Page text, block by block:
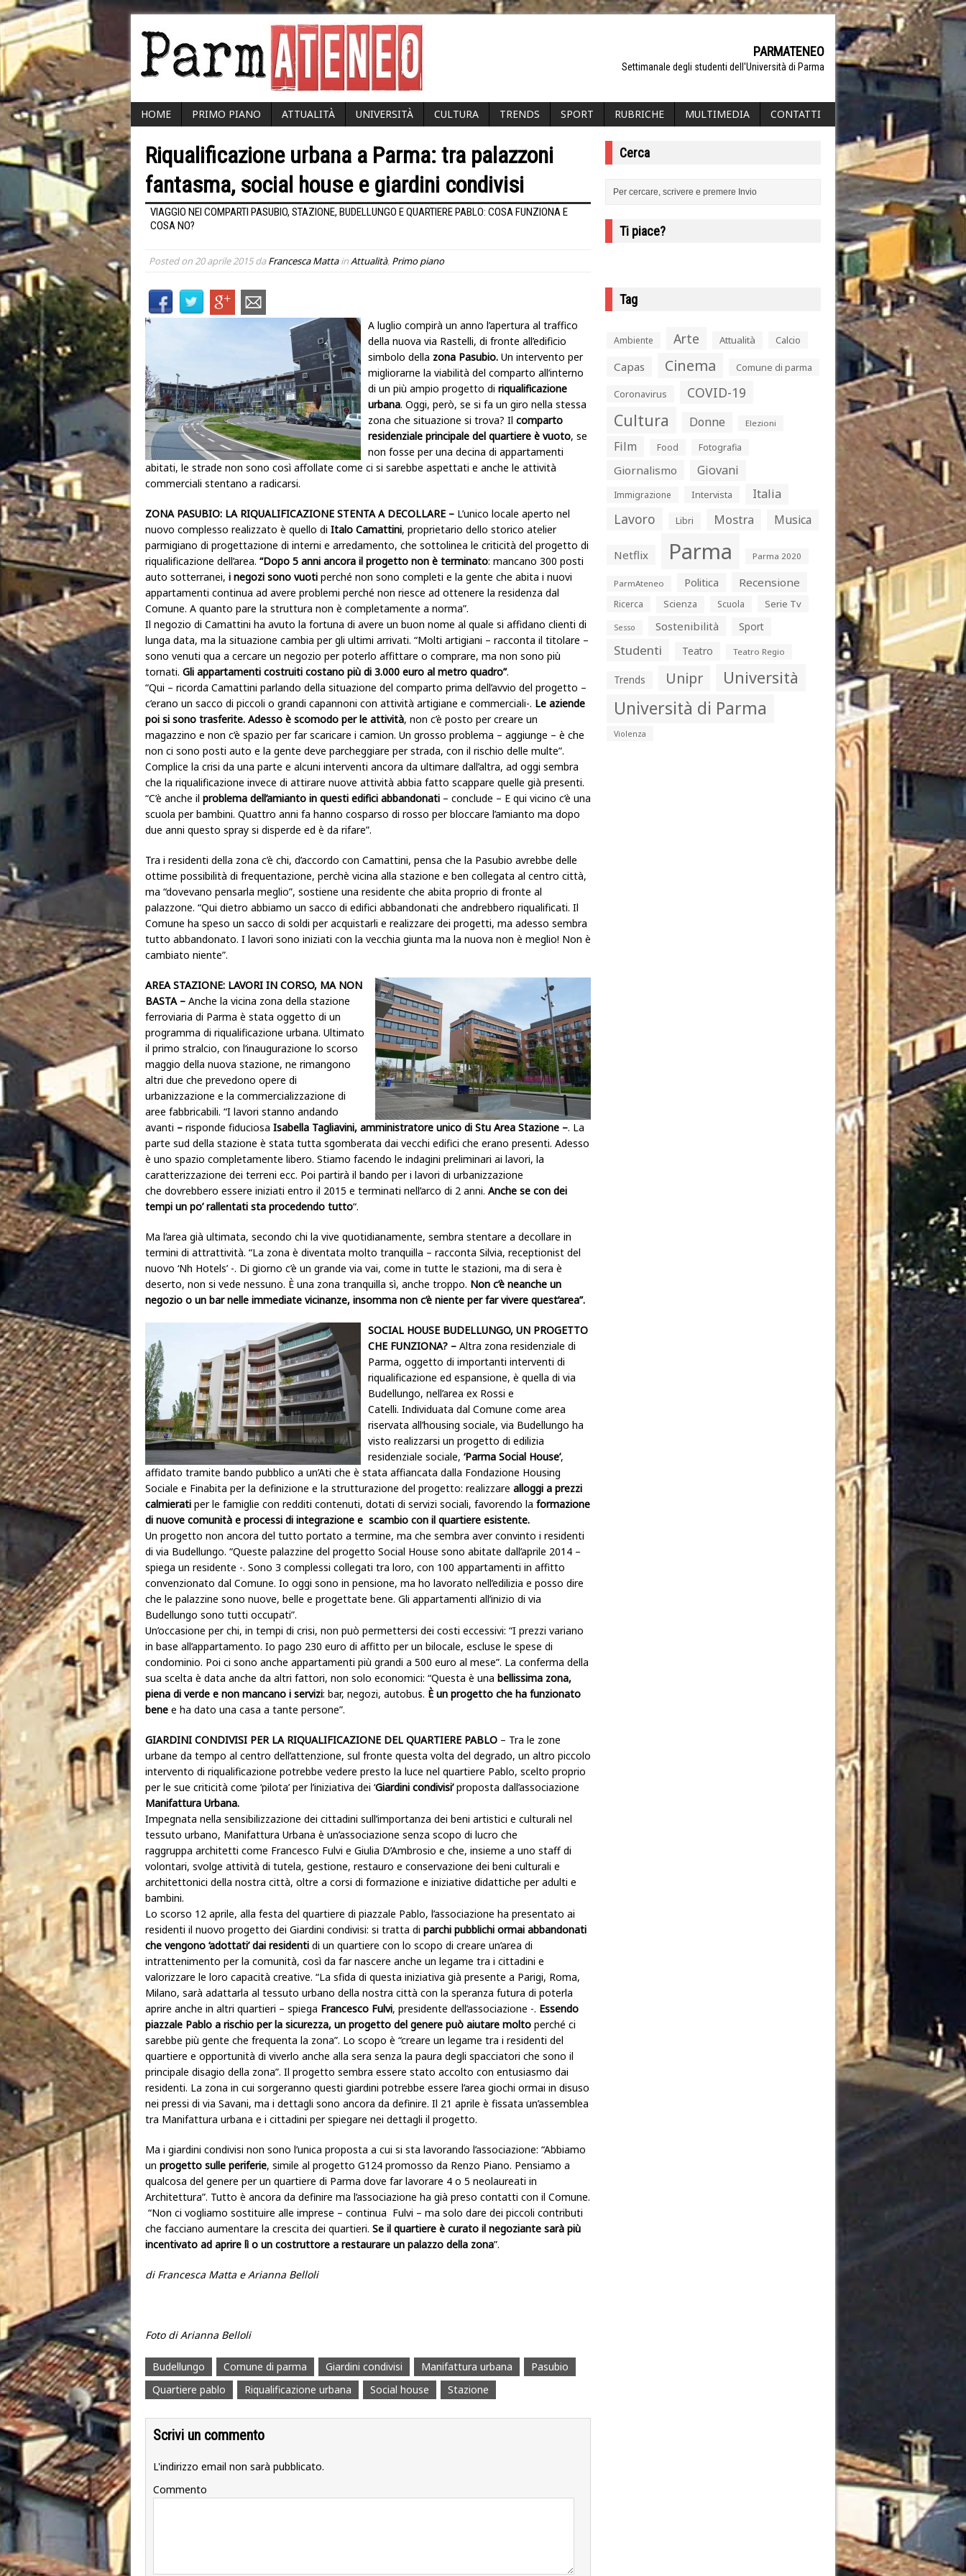
PARMATENEO
Settimanale degli studenti dell'Università di Parma
HOME PRIMO PIANO ATTUALITÀ UNIVERSITÀ CULTURA TRENDS SPORT RUBRICHE MULTIMEDIA CONTATTI
Riqualificazione urbana a Parma: tra palazzoni
fantasma, social house e giardini condivisi
VIAGGIO NEI COMPARTI PASUBIO, STAZIONE, BUDELLUNGO E QUARTIERE PABLO: COSA FUNZIONA E
COSA NO?
Posted on 20 aprile 2015daFrancesca MattainAttualità, Primo piano
A luglio compirà un anno l’apertura al traffico
della nuova via Rastelli, di fronte all’edificio
simbolo della zona Pasubio. Un intervento per
migliorarne la viabilità del comparto all’interno
di un più ampio progetto di riqualificazione
urbana. Oggi, però, se si fa un giro nella stessa
zona che situazione si trova? Il comparto
residenziale principale del quartiere è vuoto, se
non fosse per una decina di appartamenti
abitati, le strade non sono così affollate come ci si sarebbe aspettati e anche le attività
commerciali stentano a radicarsi.
ZONA PASUBIO: LA RIQUALIFICAZIONE STENTA A DECOLLARE – L’unico locale aperto nel
nuovo complesso realizzato è quello di Italo Camattini, proprietario dello storico atelier
parmigiano di progettazione di interni e arredamento, che sottolinea le criticità del progetto di
riqualificazione dell’area. “Dopo 5 anni ancora il progetto non è terminato: mancano 300 posti
auto sotterranei, i negozi sono vuoti perché non sono completi e la gente che abita i nuovi
appartamenti continua ad avere problemi perché non riesce ad ottenere la residenza dal
Comune. A quanto pare la struttura non è completamente a norma”.
Il negozio di Camattini ha avuto la fortuna di avere un buon nome al quale si affidano clienti di
lunga data, ma la situazione cambia per gli ultimi arrivati. “Molti artigiani – racconta il titolare –
sono venuti qua a cercare un negozio per poterlo affittare o comprare, ma non sono più
tornati. Gli appartamenti costruiti costano più di 3.000 euro al metro quadro”.
“Qui – ricorda Camattini parlando della situazione del comparto prima dell’avvio del progetto –
c’erano un sacco di piccoli o grandi capannoni con attività artigiane e commerciali-. Le aziende
poi si sono trasferite. Adesso è scomodo per le attività, non c’è posto per creare un
magazzino e non c’è spazio per far scaricare i camion. Un grosso problema – aggiunge – è che
non ci sono posti auto e la gente deve parcheggiare per strada, con il rischio delle multe”.
Complice la crisi da una parte e alcuni interventi ancora da ultimare dall’altra, ad oggi sembra
che la riqualificazione invece di attirare nuove attività abbia fatto scappare quelle già presenti.
“C’è anche il problema dell’amianto in questi edifici abbandonati – conclude – E qui vicino c’è una
scuola per bambini. Quattro anni fa hanno cosparso di rosso per bloccare l’amianto ma dopo
due anni questo spray si disperde ed è da rifare”.
Tra i residenti della zona c’è chi, d’accordo con Camattini, pensa che la Pasubio avrebbe delle
ottime possibilità di frequentazione, perchè vicina alla stazione e ben collegata al centro città,
ma “dovevano pensarla meglio”, sostiene una residente che abita proprio di fronte al
palazzone. “Qui dietro abbiamo un sacco di edifici abbandonati che andrebbero riqualificati. Il
Comune ha speso un sacco di soldi per acquistarli e realizzare dei progetti, ma adesso sembra
tutto abbandonato. I lavori sono iniziati con la vecchia giunta ma la nuova non è meglio! Non è
cambiato niente”.
AREA STAZIONE: LAVORI IN CORSO, MA NON
BASTA – Anche la vicina zona della stazione
ferroviaria di Parma è stata oggetto di un
programma di riqualificazione urbana. Ultimato
il primo stralcio, con l’inaugurazione lo scorso
maggio della nuova stazione, ne rimangono
altri due che prevedono opere di
urbanizzazione e la commercializzazione di
aree fabbricabili. “I lavori stanno andando
avanti – risponde fiduciosa Isabella Tagliavini, amministratore unico di Stu Area Stazione –. La
parte sud della stazione è stata tutta sgomberata dai vecchi edifici che erano presenti. Adesso
è uno spazio completamente libero. Stiamo facendo le indagini preliminari ai lavori, la
caratterizzazione dei terreni ecc. Poi partirà il bando per i lavori di urbanizzazione
che dovrebbero essere iniziati entro il 2015 e terminati nell’arco di 2 anni. Anche se con dei
tempi un po’ rallentati sta procedendo tutto“.
Ma l’area già ultimata, secondo chi la vive quotidianamente, sembra stentare a decollare in
termini di attrattività. “La zona è diventata molto tranquilla – racconta Silvia, receptionist del
nuovo ‘Nh Hotels’ -. Di giorno c’è un grande via vai, come in tutte le stazioni, ma di sera è
deserto, non si vede nessuno. È una zona tranquilla sì, anche troppo. Non c’è neanche un
negozio o un bar nelle immediate vicinanze, insomma non c’è niente per far vivere quest’area”.
SOCIAL HOUSE BUDELLUNGO, UN PROGETTO
CHE FUNZIONA? – Altra zona residenziale di
Parma, oggetto di importanti interventi di
riqualificazione ed espansione, è quella di via
Budellungo, nell’area ex Rossi e
Catelli. Individuata dal Comune come area
riservata all’housing sociale, via Budellungo ha
visto realizzarsi un progetto di edilizia
residenziale sociale, ‘Parma Social House’,
affidato tramite bando pubblico a un’Ati che è stata affiancata dalla Fondazione Housing
Sociale e Finabita per la definizione e la strutturazione del progetto: realizzare alloggi a prezzi
calmierati per le famiglie con redditi contenuti, dotati di servizi sociali, favorendo la formazione
di nuove comunità e processi di integrazione e scambio con il quartiere esistente.
Un progetto non ancora del tutto portato a termine, ma che sembra aver convinto i residenti
di via Budellungo. “Queste palazzine del progetto Social House sono abitate dall’aprile 2014 –
spiega un residente -. Sono 3 complessi collegati tra loro, con 100 appartamenti in affitto
convenzionato dal Comune. Io oggi sono in pensione, ma ho lavorato nell’edilizia e posso dire
che le palazzine sono nuove, belle e progettate bene. Gli appartamenti all’inizio di via
Budellungo sono tutti occupati”.
Un’occasione per chi, in tempi di crisi, non può permettersi dei costi eccessivi: “I prezzi variano
in base all’appartamento. Io pago 230 euro di affitto per un bilocale, escluse le spese di
condominio. Poi ci sono anche appartamenti più grandi a 500 euro al mese”. La conferma della
sua scelta è data anche da altri fattori, non solo economici: “Questa è una bellissima zona,
piena di verde e non mancano i servizi: bar, negozi, autobus. È un progetto che ha funzionato
bene e ha dato una casa a tante persone”.
GIARDINI CONDIVISI PER LA RIQUALIFICAZIONE DEL QUARTIERE PABLO – Tra le zone
urbane da tempo al centro dell’attenzione, sul fronte questa volta del degrado, un altro piccolo
intervento di riqualificazione potrebbe vedere presto la luce nel quartiere Pablo, scelto proprio
per le sue criticità come ‘pilota’ per l’iniziativa dei ‘Giardini condivisi’proposta dall’associazione
Manifattura Urbana.
Impegnata nella sensibilizzazione dei cittadini sull’importanza dei beni artistici e culturali nel
tessuto urbano, Manifattura Urbana è un’associazione senza scopo di lucro che
raggruppa architetti come Francesco Fulvi e Giulia D’Ambrosio e che, insieme a uno staff di
volontari, svolge attività di tutela, gestione, restauro e conservazione dei beni culturali e
architettonici della nostra città, oltre a corsi di formazione e iniziative didattiche per adulti e
bambini.
Lo scorso 12 aprile, alla festa del quartiere di piazzale Pablo, l’associazione ha presentato ai
residenti il nuovo progetto dei Giardini condivisi: si tratta di parchi pubblichi ormai abbandonati
che vengono ‘adottati’ dai residenti di un quartiere con lo scopo di creare un’area di
intrattenimento per la comunità, così da far nascere anche un legame tra i cittadini e
valorizzare le loro capacità creative. “La sfida di questa iniziativa già presente a Parigi, Roma,
Milano, sarà adattarla al tessuto urbano della nostra città con la speranza futura di poterla
aprire anche in altri quartieri – spiega Francesco Fulvi, presidente dell’associazione -. Essendo
piazzale Pablo a rischio per la sicurezza, un progetto del genere può aiutare molto perché ci
sarebbe più gente che frequenta la zona”. Lo scopo è “creare un legame tra i residenti del
quartiere e opportunità di viverlo anche alla sera senza la paura degli spacciatori che sono il
principale disagio della zona”. Il progetto sembra essere stato accolto con entusiasmo dai
residenti. La zona in cui sorgeranno questi giardini potrebbe essere l’area giochi ormai in disuso
nei pressi di via Savani, ma i dettagli sono ancora da definire. Il 21 aprile è fissata un’assemblea
tra Manifattura urbana e i cittadini per spiegare nei dettagli il progetto.
Ma i giardini condivisi non sono l’unica proposta a cui si sta lavorando l’associazione: “Abbiamo
un progetto sulle periferie, simile al progetto G124 promosso da Renzo Piano. Pensiamo a
qualcosa del genere per un quartiere di Parma dove far lavorare 4 o 5 neolaureati in
Architettura”. Tutto è ancora da definire ma l’associazione ha già preso contatti con il Comune.
“Non ci vogliamo sostituire alle imprese – continua Fulvi – ma solo dare dei piccoli contributi
che facciano aumentare la crescita dei quartieri. Se il quartiere è curato il negoziante sarà più
incentivato ad aprire lì o un costruttore a restaurare un palazzo della zona”.
di Francesca Matta e Arianna Belloli
Foto di Arianna Belloli
Budellungo Comune di parma Giardini condivisi Manifattura urbana
Pasubio
Quartiere pablo
Riqualificazione urbana Social house Stazione
Scrivi un commento
L'indirizzo email non sarà pubblicato.
Commento
Cerca
Ti piace?
Tag
Ambiente Arte Attualità Calcio
Capas Cinema Comune di parma
Coronavirus COVID-19
Cultura Donne Elezioni
Film Food Fotografia
Giornalismo Giovani
Immigrazione Intervista Italia
Lavoro Libri Mostra Musica
Netflix Parma Parma 2020
ParmAteneo Politica Recensione
Ricerca Scienza Scuola Serie Tv
Sesso Sostenibilità Sport
Studenti Teatro Teatro Regio
Trends Unipr Università
Università di Parma
Violenza